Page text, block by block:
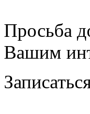
Просьба
Вашим